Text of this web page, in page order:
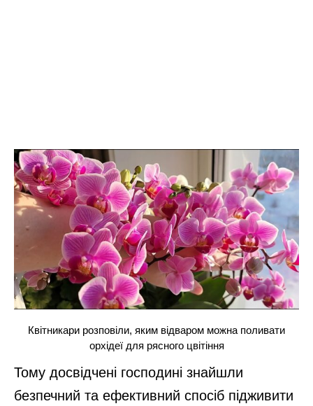
Квітникари розповіли, яким відваром можна поливати
орхідеї для рясного цвітіння
Тому досвідчені господині знайшли
безпечний та ефективний спосіб підживити